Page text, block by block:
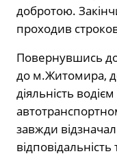
добротою.
проходив
Повернувшись
до м.Житомира,
діяльність
завжди